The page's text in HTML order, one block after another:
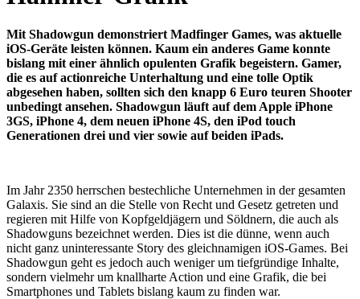
Mit Shadowgun demonstriert Madfinger Games, was aktuelle
iOS-Geräte leisten können. Kaum ein anderes Game konnte
bislang mit einer ähnlich opulenten Grafik begeistern. Gamer,
die es auf actionreiche Unterhaltung und eine tolle Optik
abgesehen haben, sollten sich den knapp 6 Euro teuren Shooter
unbedingt ansehen. Shadowgun läuft auf dem Apple iPhone
3GS, iPhone 4, dem neuen iPhone 4S, den iPod touch
Generationen drei und vier sowie auf beiden iPads.
Im Jahr 2350 herrschen bestechliche Unternehmen in der gesamten
Galaxis. Sie sind an die Stelle von Recht und Gesetz getreten und
regieren mit Hilfe von Kopfgeldjägern und Söldnern, die auch als
Shadowguns bezeichnet werden. Dies ist die dünne, wenn auch
nicht ganz uninteressante Story des gleichnamigen iOS-Games. Bei
Shadowgun geht es jedoch auch weniger um tiefgründige Inhalte,
sondern vielmehr um knallharte Action und eine Grafik, die bei
Smartphones und Tablets bislang kaum zu finden war.